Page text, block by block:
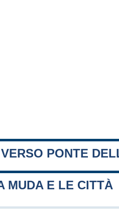
PONTE
MUDA E LE CITTÀ